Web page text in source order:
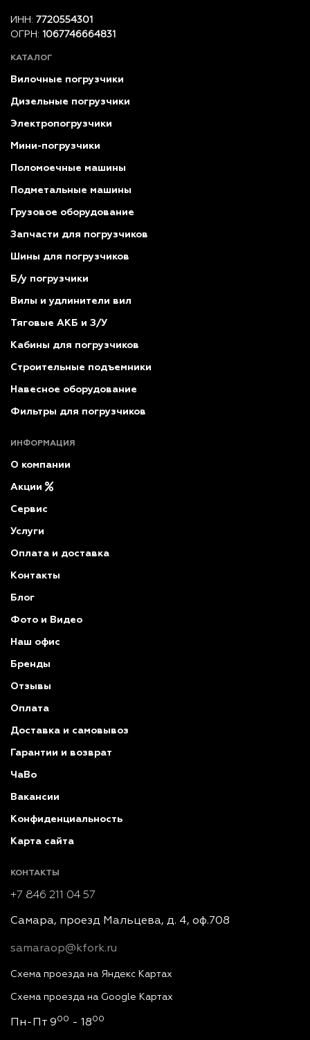
ИНН: 7720554301
ОГРН: 1067746664831
КАТАЛОГ
Вилочные погрузчики
Дизельные погрузчики
Электропогрузчики
Мини-погрузчики
Поломоечные машины
Подметальные машины
Грузовое оборудование
Запчасти для погрузчиков
Шины для погрузчиков
Б/у погрузчики
Вилы и удлинители вил
Тяговые АКБ и З/У
Кабины для погрузчиков
Строительные подъемники
Навесное оборудование
Фильтры для погрузчиков
ИНФОРМАЦИЯ
О компании
Акции
Сервис
Услуги
Оплата и доставка
Контакты
Блог
Фото и Видео
Наш офис
Бренды
Отзывы
Оплата
Доставка и самовывоз
Гарантии и возврат
ЧаВо
Вакансии
Конфиденциальность
Карта сайта
КОНТАКТЫ
+7 846 211 04 57
Самара, проезд Мальцева, д. 4, оф.708
samaraop@kfork.ru
Схема проезда на Яндекс Картах
Схема проезда на Google Картах
Пн-Пт 900 - 1800